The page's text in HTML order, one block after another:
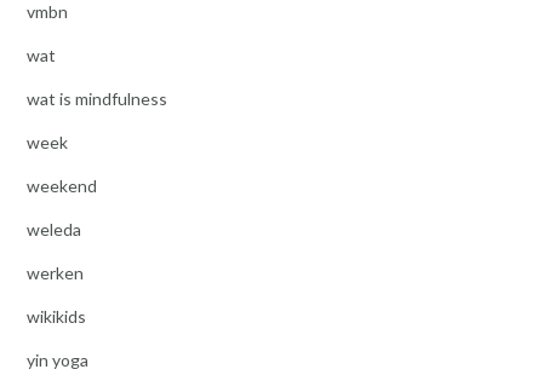
vmbn
wat
wat is mindfulness
week
weekend
weleda
werken
wikikids
yin yoga